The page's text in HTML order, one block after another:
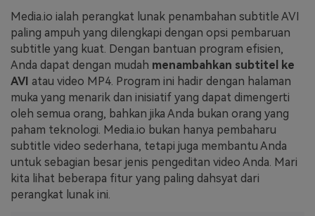
Media.io ialah perangkat lunak penambahan subtitle AVI
paling ampuh yang dilengkapi dengan opsi pembaruan
subtitle yang kuat. Dengan bantuan program efisien,
Anda dapat dengan mudah menambahkan subtitel ke
AVI atau video MP4. Program ini hadir dengan halaman
muka yang menarik dan inisiatif yang dapat dimengerti
oleh semua orang, bahkan jika Anda bukan orang yang
paham teknologi. Media.io bukan hanya pembaharu
subtitle video sederhana, tetapi juga membantu Anda
untuk sebagian besar jenis pengeditan video Anda. Mari
kita lihat beberapa fitur yang paling dahsyat dari
perangkat lunak ini.